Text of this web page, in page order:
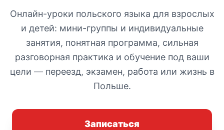
Онлайн-уроки польского языка для взрослых
и детей: мини-группы и индивидуальные
занятия, понятная программа, сильная
разговорная практика и обучение под ваши
цели — переезд, экзамен, работа или жизнь в
Польше.
Записаться